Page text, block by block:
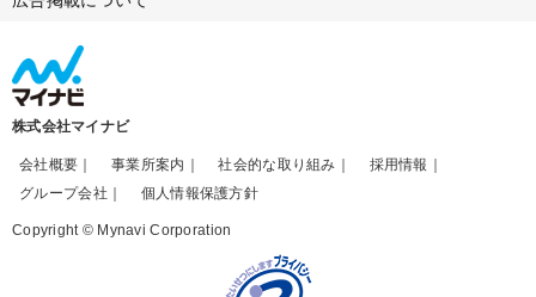
株式会社マイナビ
会社概要 事業所案内 社会的な取り組み
採用情報
グループ会社
個人情報保護方針
Copyright © Mynavi Corporation